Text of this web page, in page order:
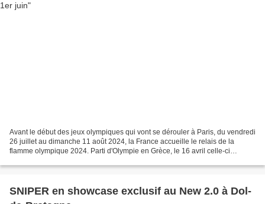
Avant le début des jeux olympiques qui vont se dérouler à Paris, du vendredi
26 juillet au dimanche 11 août 2024, la France accueille le relais de la
flamme olympique 2024. Parti d'Olympie en Grèce, le 16 avril celle-ci
SNIPER en showcase exclusif au New 2.0 à Dol-